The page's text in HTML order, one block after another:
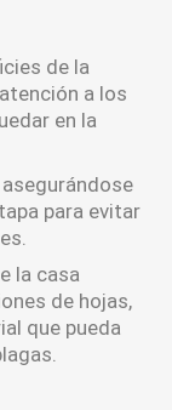
de la
a los
en la
para evitar
la casa
de hojas,
que pueda